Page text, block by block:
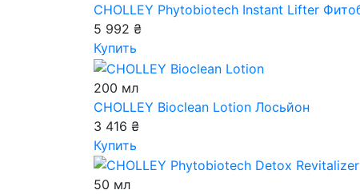
CHOLLEY Phytobiotech Instant Lifter
5 992 ₴
Купить
200 мл
CHOLLEY Bioclean Lotion Лосьйон
3 416 ₴
Купить
50 мл